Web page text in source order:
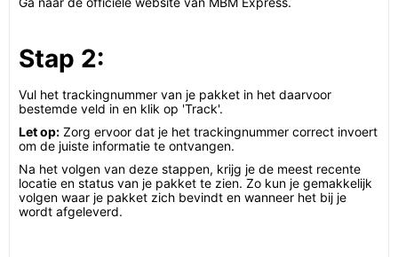
Stap 2:
Vul het trackingnummer van je pakket in het daarvoor
bestemde veld in en klik op 'Track'.
Let op: Zorg ervoor dat je het trackingnummer correct invoert
om de juiste informatie te ontvangen.
Na het volgen van deze stappen, krijg je de meest recente
locatie en status van je pakket te zien. Zo kun je gemakkelijk
volgen waar je pakket zich bevindt en wanneer het bij je
wordt afgeleverd.